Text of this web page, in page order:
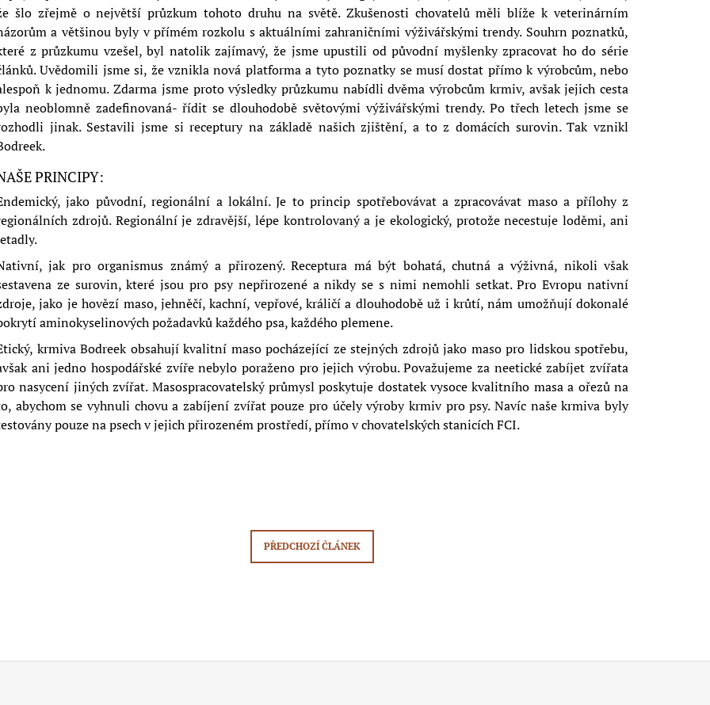
šlo zřejmě o největší průzkum tohoto druhu na světě. Zkušenosti chovatelů měli blíže k veterinárním
a většinou byly v přímém rozkolu s aktuálními zahraničními výživářskými trendy. Souhrn poznatků,
z průzkumu vzešel, byl natolik zajímavý, že jsme upustili od původní myšlenky zpracovat ho do série
Uvědomili jsme si, že vznikla nová platforma a tyto poznatky se musí dostat přímo k výrobcům, nebo
k jednomu. Zdarma jsme proto výsledky průzkumu nabídli dvěma výrobcům krmiv, avšak jejich cesta
neoblomně zadefinovaná- řídit se dlouhodobě světovými výživářskými trendy. Po třech letech jsme se
jinak. Sestavili jsme si receptury na základě našich zjištění, a to z domácích surovin. Tak vznikl
PRINCIPY:
jako původní, regionální a lokální. Je to princip spotřebovávat a zpracovávat maso a přílohy z
zdrojů. Regionální je zdravější, lépe kontrolovaný a je ekologický, protože necestuje loděmi, ani
jak pro organismus známý a přirozený. Receptura má být bohatá, chutná a výživná, nikoli však
ze surovin, které jsou pro psy nepřirozené a nikdy se s nimi nemohli setkat. Pro Evropu nativní
jako je hovězí maso, jehněčí, kachní, vepřové, králičí a dlouhodobě už i krůtí, nám umožňují dokonalé
aminokyselinových požadavků každého psa, každého plemene.
krmiva Bodreek obsahují kvalitní maso pocházející ze stejných zdrojů jako maso pro lidskou spotřebu,
ani jedno hospodářské zvíře nebylo poraženo pro jejich výrobu. Považujeme za neetické zabíjet zvířata
nasycení jiných zvířat. Masospracovatelský průmysl poskytuje dostatek vysoce kvalitního masa a ořezů na
abychom se vyhnuli chovu a zabíjení zvířat pouze pro účely výroby krmiv pro psy. Navíc naše krmiva byly
pouze na psech v jejich přirozeném prostředí, přímo v chovatelských stanicích FCI.
PŘEDCHOZÍ ČLÁNEK